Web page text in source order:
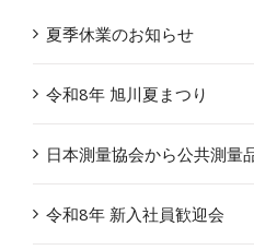
夏季休業のお知らせ
令和8年 旭川夏まつり
日本測量協会から公共測量
令和8年 新入社員歓迎会